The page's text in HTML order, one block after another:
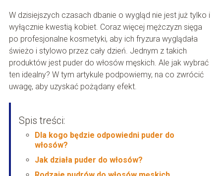
W dzisiejszych czasach dbanie o wygląd nie jest już tylko i
wyłącznie kwestią kobiet. Coraz więcej mężczyzn sięga
po profesjonalne kosmetyki, aby ich fryzura wyglądała
świeżo i stylowo przez cały dzień. Jednym z takich
produktów jest puder do włosów męskich. Ale jak wybrać
ten idealny? W tym artykule podpowiemy, na co zwrócić
uwagę, aby uzyskać pożądany efekt.
Spis treści:
Dla kogo będzie odpowiedni puder do
włosów?
Jak działa puder do włosów?